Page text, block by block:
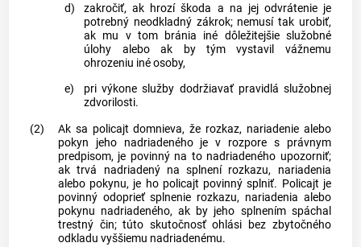
d)
zakročiť, ak hrozí škoda a na jej odvrátenie je
potrebný neodkladný zákrok; nemusí tak urobiť,
ak mu v tom bránia iné dôležitejšie služobné
úlohy alebo ak by tým vystavil vážnemu
ohrozeniu iné osoby,
e)
pri výkone služby dodržiavať pravidlá služobnej
zdvorilosti.
(2)
Ak sa policajt domnieva, že rozkaz, nariadenie alebo
pokyn jeho nadriadeného je v rozpore s právnym
predpisom, je povinný na to nadriadeného upozorniť;
ak trvá nadriadený na splnení rozkazu, nariadenia
alebo pokynu, je ho policajt povinný splniť. Policajt je
povinný odoprieť splnenie rozkazu, nariadenia alebo
pokynu nadriadeného, ak by jeho splnením spáchal
trestný čin; túto skutočnosť ohlási bez zbytočného
odkladu vyššiemu nadriadenému.